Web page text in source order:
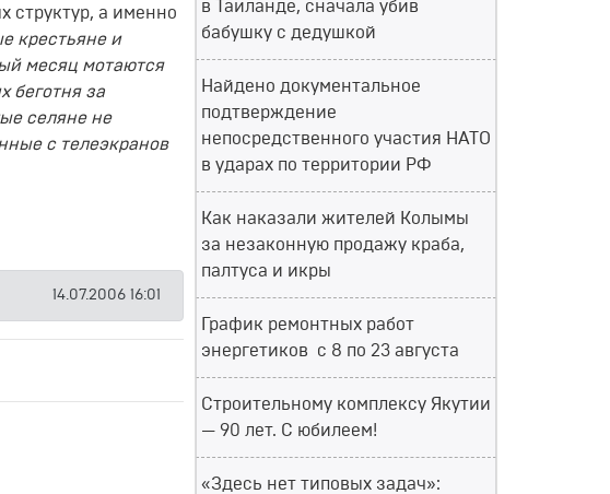
структур, а именно
крестьяне и
месяц мотаются
беготня за
селяне не
с телеэкранов
14.07.2006 16:01
в Таиланде, сначала убив
бабушку с дедушкой
Найдено документальное
подтверждение
непосредственного участия НАТО
в ударах по территории РФ
Как наказали жителей Колымы
за незаконную продажу краба,
палтуса и икры
График ремонтных работ
энергетиков с 8 по 23 августа
Строительному комплексу Якутии
— 90 лет. С юбилеем!
«Здесь нет типовых задач»: